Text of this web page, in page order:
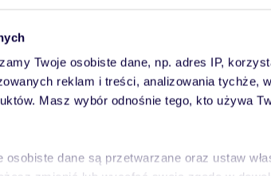
Twoje osobiste dane, np. adres IP,
reklam i treści, analizowania tychże,
Masz wybór odnośnie tego, kto używa
dane są przetwarzane oraz ustaw